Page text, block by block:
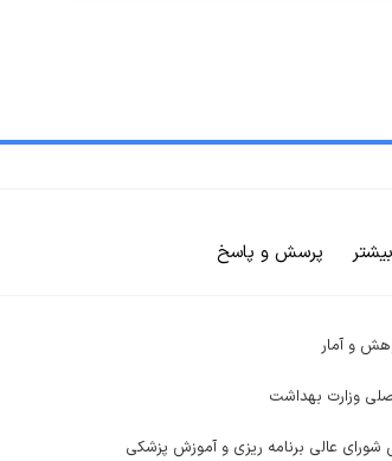
پرسش و پاسخ
وزارت بهداشت
عالی برنامه ریزی و آموزش پزشکی